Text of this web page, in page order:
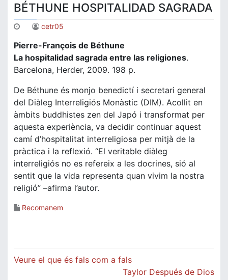
BÉTHUNE HOSPITALIDAD SAGRADA
cetr05
Pierre-François de Béthune
La hospitalidad sagrada entre las religiones.
Barcelona, Herder, 2009. 198 p.
De Béthune és monjo benedictí i secretari general
del Diàleg Interreligiós Monàstic (DIM). Acollit en
àmbits buddhistes zen del Japó i transformat per
aquesta experiència, va decidir continuar aquest
camí d’hospitalitat interreligiosa per mitjà de la
pràctica i la reflexió. “El veritable diàleg
interreligiós no es refereix a les docrines, sió al
sentit que la vida representa quan vivim la nostra
religió” –afirma l’autor.
Recomanem
Navegació
Veure el que és fals com a fals
Taylor Después de Dios